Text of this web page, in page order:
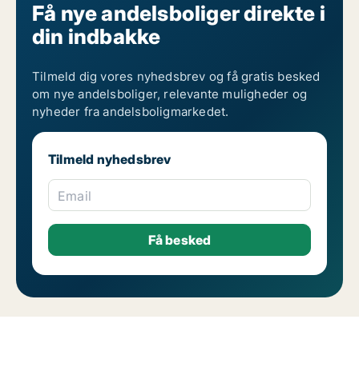
Få nye andelsboliger direkte i
din indbakke
Tilmeld dig vores nyhedsbrev og få gratis besked
om nye andelsboliger, relevante muligheder og
nyheder fra andelsboligmarkedet.
Tilmeld nyhedsbrev
Email